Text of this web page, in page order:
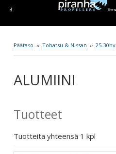
Päätaso ›› Tohatsu & Nissan ›› 25-30hv
ALUMIINI
Tuotteet
Tuotteita yhteensä 1 kpl